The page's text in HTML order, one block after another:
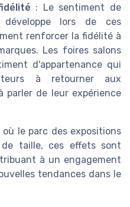
: Le sentiment de
lors de ces
renforcer la fidélité à
Les foires salons
d'appartenance qui
à retourner aux
de leur expérience
le parc des expositions
de taille, ces effets sont
à un engagement
tendances dans le